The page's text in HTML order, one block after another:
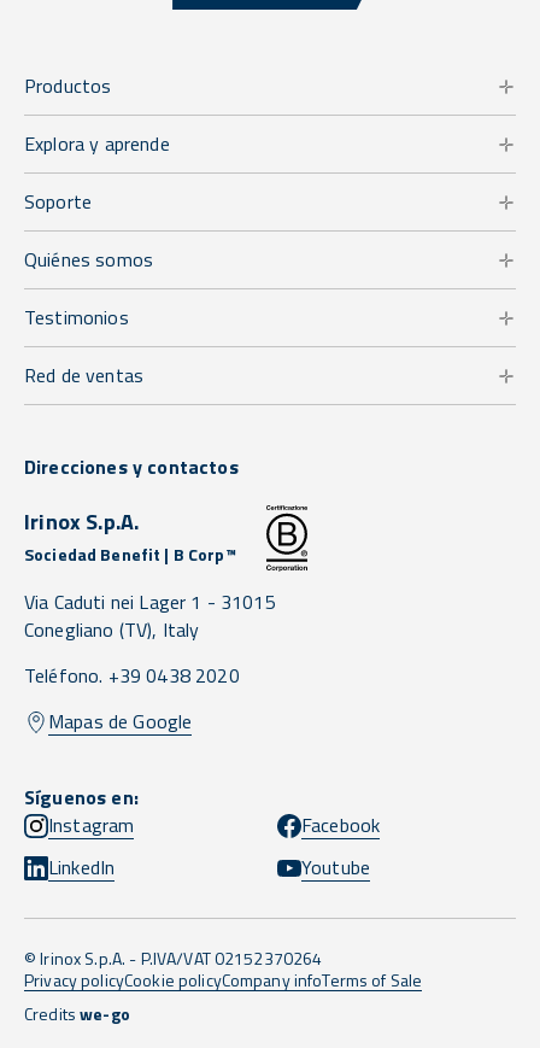
Productos
Explora y aprende
Soporte
Quiénes somos
Testimonios
Red de ventas
Direcciones y contactos
Irinox S.p.A.
Sociedad Benefit | B Corp™
Via Caduti nei Lager 1 - 31015
Conegliano (TV), Italy
Teléfono. +39 0438 2020
Mapas de Google
Síguenos en:
Instagram
Facebook
LinkedIn
Youtube
© Irinox S.p.A. - P.IVA/VAT 02152370264
Privacy policyCookie policyCompany infoTerms of Sale
Creditswe-go